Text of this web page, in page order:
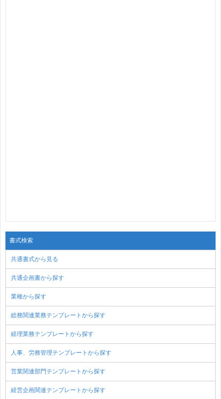
書式検索
共通書式から見る
共通企画書から探す
業種から探す
総務関連業務テンプレートから探す
経理業務テンプレートから探す
人事、労務管理テンプレートから探す
営業関連部門テンプレートから探す
経営企画関連テンプレートから探す